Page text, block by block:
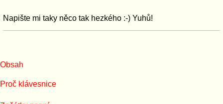
Napište mi taky něco tak hezkého :-) Yuhů!
Obsah
Proč klávesnice